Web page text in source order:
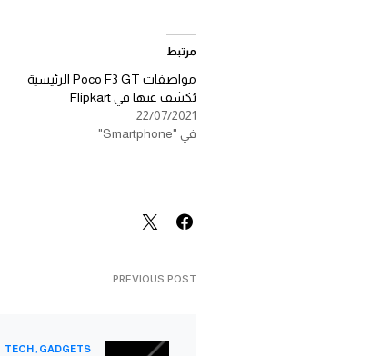
مرتبط
مواصفات Poco F3 GT الرئيسية
يُكشف عنها في Flipkart
22/07/2021
في "Smartphone"
PREVIOUS POST
GADGETS
TECH